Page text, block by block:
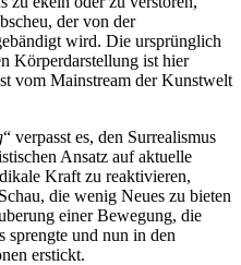
der von der
wird. Die ursprünglich
Körperdarstellung ist hier
vom Mainstream der Kunstwelt
“ verpasst es, den Surrealismus
Ansatz auf aktuelle
Kraft zu reaktivieren,
die wenig Neues zu bieten
einer Bewegung, die
sprengte und nun in den
erstickt.